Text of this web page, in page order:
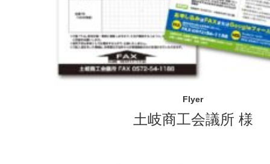
Flyer
土岐商工会議所 様